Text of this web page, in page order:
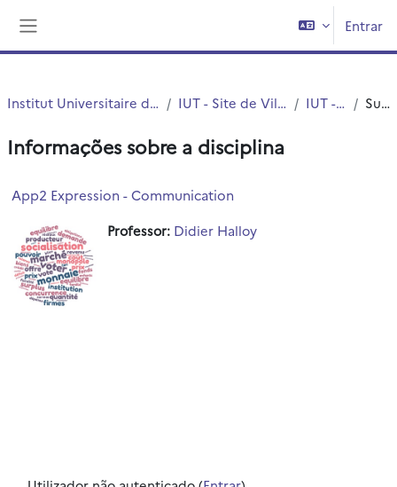
Entrar
Institut Universitaire de Technologie (IUT) IUT - Site de Villeneuve d'Ascq IUT - Chimie Sumário
Informações sobre a disciplina
App2 Expression - Communication
Professor: Didier Halloy